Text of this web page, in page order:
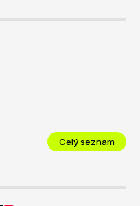
Celý seznam